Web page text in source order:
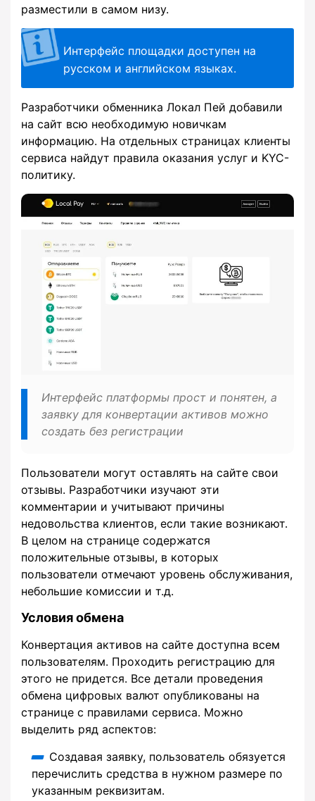
разместили в самом низу.
Интерфейс площадки доступен на
русском и английском языках.
Разработчики обменника Локал Пей добавили
на сайт всю необходимую новичкам
информацию. На отдельных страницах клиенты
сервиса найдут правила оказания услуг и KYC-
политику.
Интерфейс платформы прост и понятен, а
заявку для конвертации активов можно
создать без регистрации
Пользователи могут оставлять на сайте свои
отзывы. Разработчики изучают эти
комментарии и учитывают причины
недовольства клиентов, если такие возникают.
В целом на странице содержатся
положительные отзывы, в которых
пользователи отмечают уровень обслуживания,
небольшие комиссии и т.д.
Условия обмена
Конвертация активов на сайте доступна всем
пользователям. Проходить регистрацию для
этого не придется. Все детали проведения
обмена цифровых валют опубликованы на
странице с правилами сервиса. Можно
выделить ряд аспектов:
Создавая заявку, пользователь обязуется
перечислить средства в нужном размере по
указанным реквизитам.